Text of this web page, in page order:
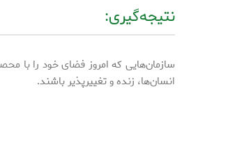
نتیجه‌گیری:
سازمان‌هایی که امروز فضای خود را با
انسان‌ها، زنده و تغییرپذیر باشند.